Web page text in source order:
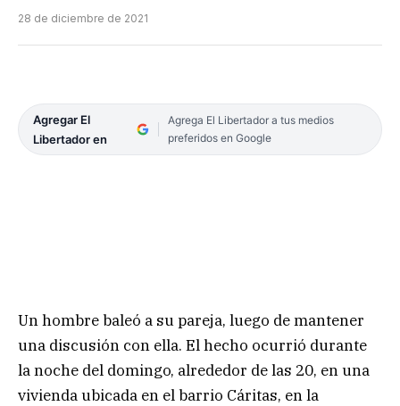
28 de diciembre de 2021
Agregar El
Libertador en
Agrega El Libertador a tus medios
preferidos en Google
Un hombre baleó a su pareja, luego de mantener
una discusión con ella. El hecho ocurrió durante
la noche del domingo, alrededor de las 20, en una
vivienda ubicada en el barrio Cáritas, en la